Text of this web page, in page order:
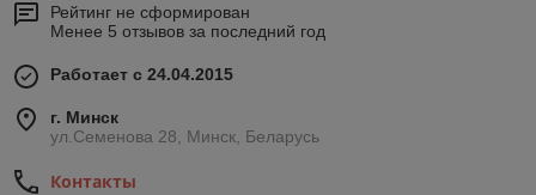
Рейтинг не сформирован
Менее 5 отзывов за последний год
Работает с 24.04.2015
г. Минск
ул.Семенова 28, Минск, Беларусь
Контакты